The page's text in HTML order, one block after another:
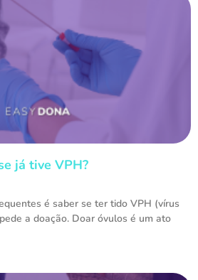
já tive VPH?
é saber se ter tido VPH (vírus
a doação. Doar óvulos é um ato